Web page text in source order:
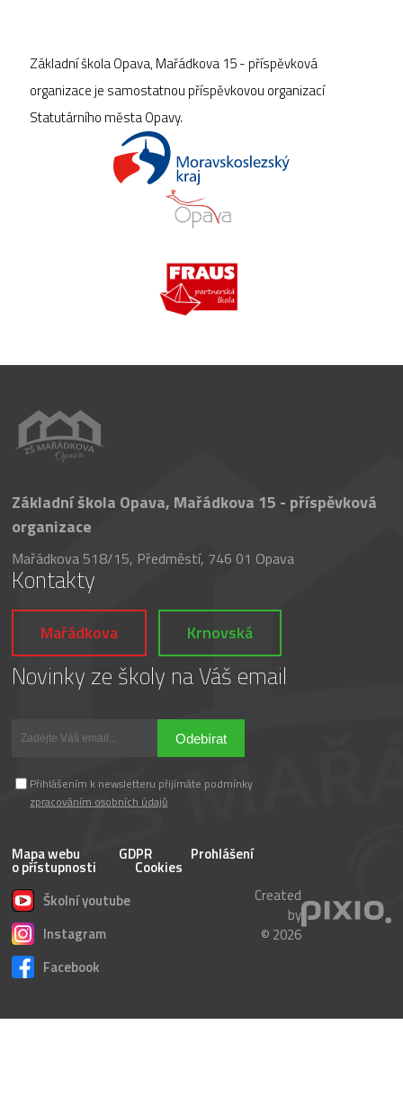
Základní škola Opava, Mařádkova 15 - příspěvková
organizace je samostatnou příspěvkovou organizací
Statutárního města Opavy.
Základní škola Opava, Mařádkova 15 - příspěvková
organizace
Mařádkova 518/15, Předměstí, 746 01 Opava
Kontakty
Mařádkova Krnovská
Novinky ze školy na Váš email
Odebírat
Přihlášením k newsletteru přijímáte podmínky
zpracováním osobních údajů
Mapa webu GDPR Prohlášení
o přístupnosti
Cookies
Školní youtube
Instagram
Facebook
Created
by
© 2026